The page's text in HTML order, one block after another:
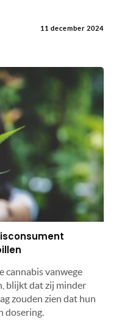
11 december 2024
cannabis vanwege
blijkt dat zij minder
zouden zien dat hun
dosering.